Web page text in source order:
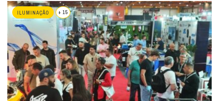
ILUMINAÇÃO + 15